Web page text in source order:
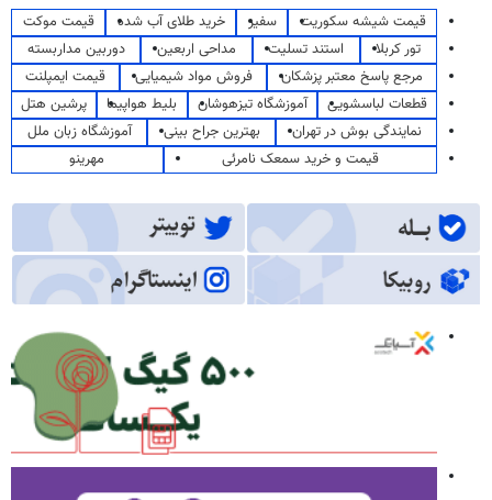
قیمت شیشه سکوریت سفیر خرید طلای آب شده
قیمت موکت
تور کربلا
استند تسلیت مداحی اربعین
دوربین مداربسته
مرجع پاسخ معتبر پزشکان
فروش مواد شیمیایی
قیمت ایمپلنت
قطعات لباسشویی
آموزشگاه تیزهوشان بلیط هواپیما
پرشین هتل
نمایندگی بوش در تهران
بهترین جراح بینی
آموزشگاه زبان ملل
قیمت و خرید سمعک نامرئی
مهرینو